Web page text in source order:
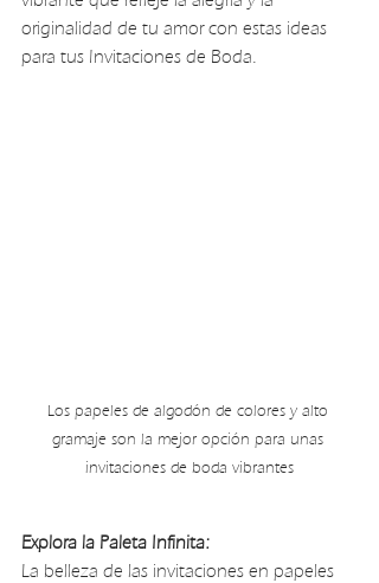
originalidad de tu amor con estas ideas
para tus Invitaciones de Boda.
Los papeles de algodón de colores y alto
gramaje son la mejor opción para unas
invitaciones de boda vibrantes
Explora la Paleta Infinita:
La belleza de las invitaciones en papeles